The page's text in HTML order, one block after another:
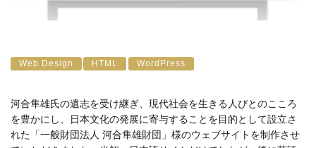
Web Design HTML WordPress
河合隼雄氏の遺志を受け継ぎ、現代社会を生きる人びとのこころ
を豊かにし、日本文化の発展に寄与することを目的として設立さ
れた「一般財団法人 河合隼雄財団」様のウェブサイトを制作させ